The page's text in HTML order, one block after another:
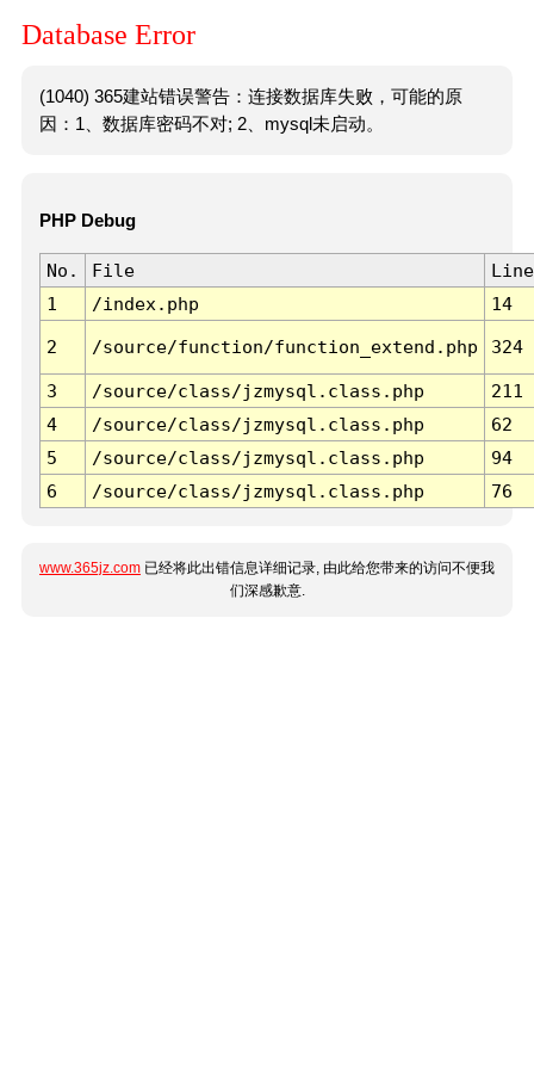
Database Error
(1040) 365建站错误警告：连接数据库失败，可能的原
因：1、数据库密码不对; 2、mysql未启动。
PHP Debug
No. File
Line
1
/index.php 14
2 /source/function/function_extend.php 324
3 /source/class/jzmysql.class.php
211
4
/source/class/jzmysql.class.php
62
5
/source/class/jzmysql.class.php
94
6
/source/class/jzmysql.class.php 76
www.365jz.com 已经将此出错信息详细记录, 由此给您带来的访问不便我
们深感歉意.